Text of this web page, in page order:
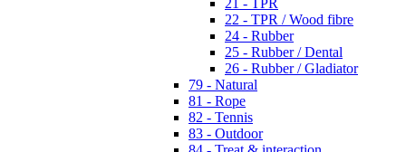
22 - TPR / Wood fibre
24 - Rubber
25 - Rubber / Dental
26 - Rubber / Gladiator
79 - Natural
81 - Rope
82 - Tennis
83 - Outdoor